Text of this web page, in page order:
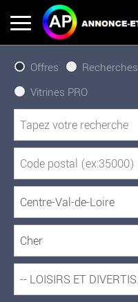
Offres Recherches
Vitrines PRO